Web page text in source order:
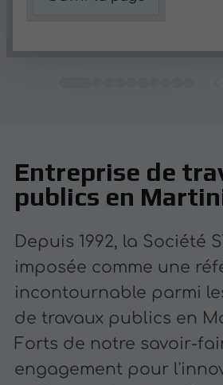
Entreprise de
publics en
Depuis 1992, la Société
imposée comme une
incontournable parmi
de travaux publics en
Forts de notre savoir-
engagement pour